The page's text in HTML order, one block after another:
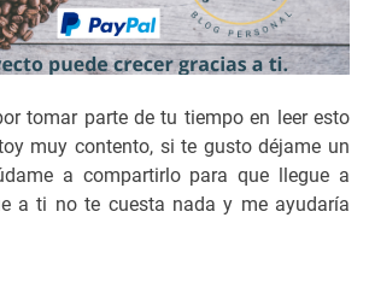
tomar parte de tu tiempo en leer esto
muy contento, si te gusto déjame un
a compartirlo para que llegue a
a ti no te cuesta nada y me ayudaría